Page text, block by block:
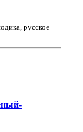
русское